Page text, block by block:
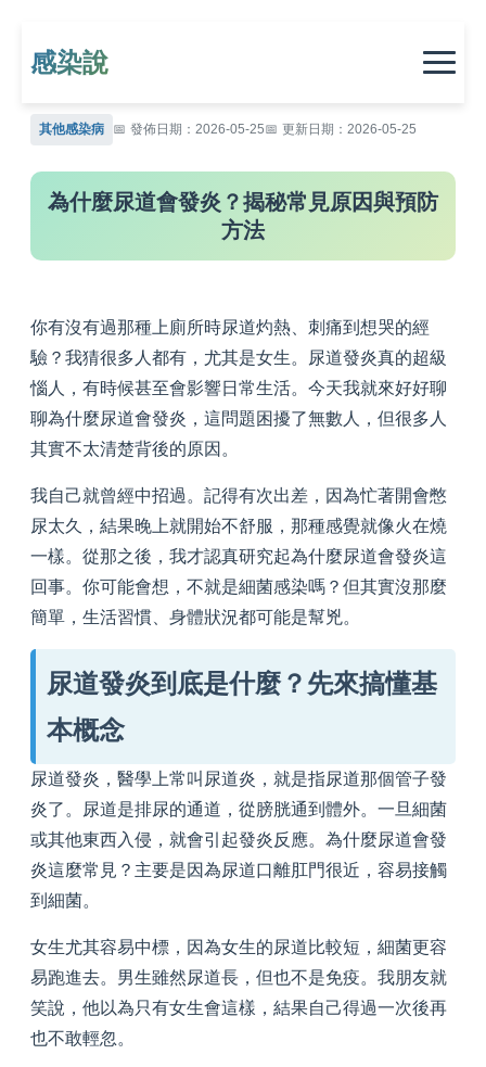
感染說
其他感染病 發佈日期：2026-05-25 更新日期：2026-05-25
為什麼尿道會發炎？揭秘常見原因與預防
方法
你有沒有過那種上廁所時尿道灼熱、刺痛到想哭的經
驗？我猜很多人都有，尤其是女生。尿道發炎真的超級
惱人，有時候甚至會影響日常生活。今天我就來好好聊
聊為什麼尿道會發炎，這問題困擾了無數人，但很多人
其實不太清楚背後的原因。
我自己就曾經中招過。記得有次出差，因為忙著開會憋
尿太久，結果晚上就開始不舒服，那種感覺就像火在燒
一樣。從那之後，我才認真研究起為什麼尿道會發炎這
回事。你可能會想，不就是細菌感染嗎？但其實沒那麼
簡單，生活習慣、身體狀況都可能是幫兇。
尿道發炎到底是什麼？先來搞懂基
本概念
尿道發炎，醫學上常叫尿道炎，就是指尿道那個管子發
炎了。尿道是排尿的通道，從膀胱通到體外。一旦細菌
或其他東西入侵，就會引起發炎反應。為什麼尿道會發
炎這麼常見？主要是因為尿道口離肛門很近，容易接觸
到細菌。
女生尤其容易中標，因為女生的尿道比較短，細菌更容
易跑進去。男生雖然尿道長，但也不是免疫。我朋友就
笑說，他以為只有女生會這樣，結果自己得過一次後再
也不敢輕忽。